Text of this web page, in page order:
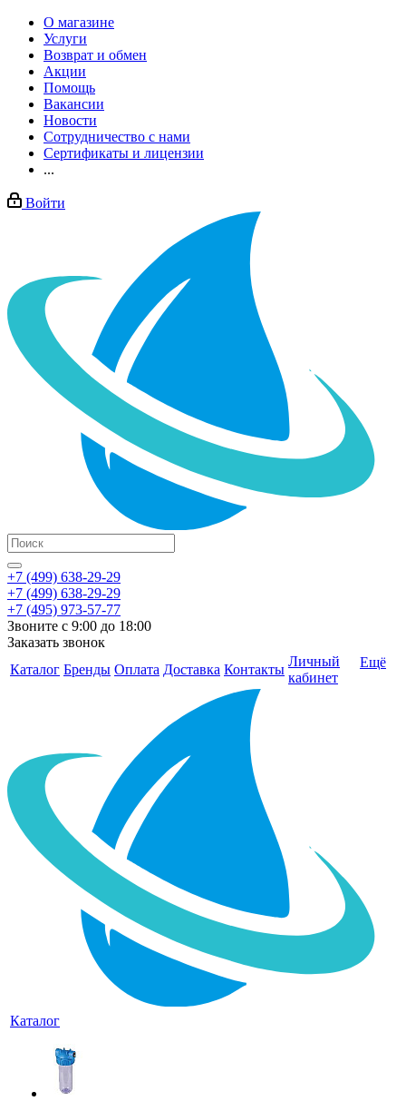
О магазине
Услуги
Возврат и обмен
Акции
Помощь
Вакансии
Новости
Сотрудничество с нами
Сертификаты и лицензии
...
Войти
+7 (499) 638-29-29
+7 (499) 638-29-29
+7 (495) 973-57-77
Звоните с 9:00 до 18:00
Заказать звонок
Каталог Бренды Оплата Доставка Контакты
Личный
кабинет
Ещё
Каталог